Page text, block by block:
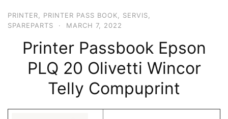
PRINTER PRINTER PASS BOOK SERVIS
SPAREPARTS
· MARCH 7, 2022
Printer Passbook Epson
PLQ 20 Olivetti Wincor
Telly Compuprint